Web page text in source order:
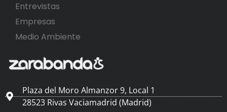
Entrevistas
Empresas
Medio Ambiente
Plaza del Moro Almanzor 9, Local 1
28523 Rivas Vaciamadrid (Madrid)